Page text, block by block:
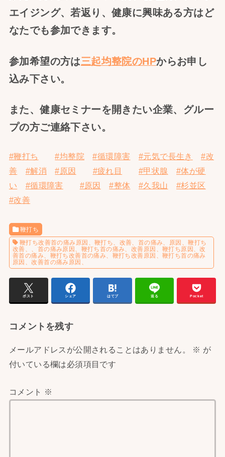
エイジング、若返り、健康に興味ある方はど
なたでも参加できます。
参加希望の方は三起均整院のHPからお申し
込み下さい。
また、健康セミナーを開きたい企業、グルー
プの方ご連絡下さい。
#鞭打ち #均整院 #循環障害 #元気で長生き
#改
善
#解消 #原因 #疲れ目 #甲状腺
#体が硬
い
#循環障害 #原因 #整体 #久我山
#杉並区
#改善
鞭打ち
鞭打ち改善首の痛み原因、鞭打ち、改善、首の痛み、原因、鞭打ち
改善、、首の痛み原因、鞭打ち首の痛み、改善原因、鞭打ち原因、改
善首の痛み、鞭打ち改善首の痛み、鞭打ち改善原因、鞭打ち首の痛み
原因、改善首の痛み原因、
ポスト シェア はてブ 送る Pocket
コメントを残す
メールアドレスが公開されることはありません。 ※ が
付いている欄は必須項目です
コメント ※